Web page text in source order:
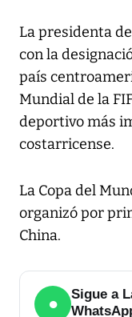
La presidenta
con la
país
Mundial de la
deportivo más
costarricense.
La Copa del
organizó por
China.
●
Sigue a